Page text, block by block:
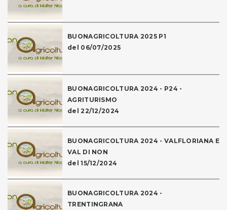
BUONAGRICOLTURA 2025 P1
del 06/07/2025
BUONAGRICOLTURA 2024 - P24 -
AGRITURISMO
del 22/12/2024
BUONAGRICOLTURA 2024 - VALFLORIANA E
VAL DI NON
del 15/12/2024
BUONAGRICOLTURA 2024 -
TRENTINGRANA